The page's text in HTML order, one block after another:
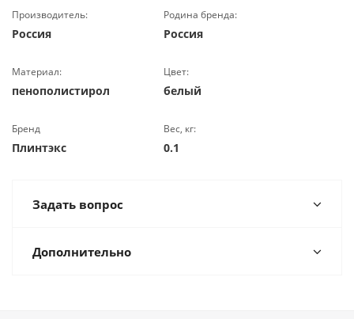
Производитель:
Россия
Родина бренда:
Россия
Материал:
пенополистирол
Цвет:
белый
Бренд
Плинтэкс
Вес, кг:
0.1
Задать вопрос
Дополнительно